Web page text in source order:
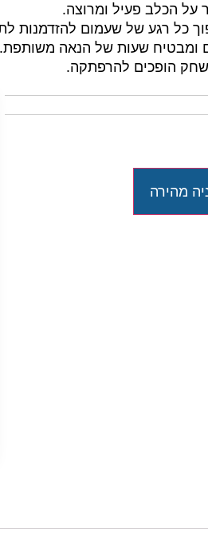
על הכלב פעיל ומרוצה.
כל רגע של שעמום להזדמנות
ומבטיח שעות של הנאה
הופכים להרפתקה.
מהירה